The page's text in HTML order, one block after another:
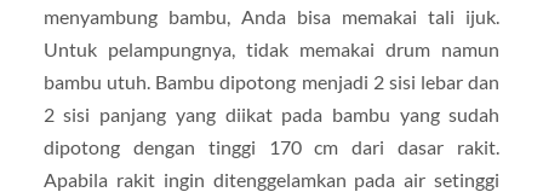
menyambung bambu, Anda bisa memakai tali ijuk.
Untuk pelampungnya, tidak memakai drum namun
bambu utuh. Bambu dipotong menjadi 2 sisi lebar dan
2 sisi panjang yang diikat pada bambu yang sudah
dipotong dengan tinggi 170 cm dari dasar rakit.
Apabila rakit ingin ditenggelamkan pada air setinggi